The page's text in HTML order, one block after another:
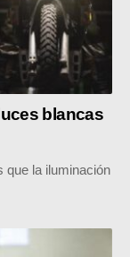
blancas
que la iluminación